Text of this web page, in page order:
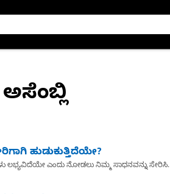
ಹುಡುಕುತ್ತಿದೆಯೇ?
ಲಭ್ಯವಿದೆಯೇ ಎಂದು ನೋಡಲು ನಿಮ್ಮ ಸಾಧನವನ್ನು ಸೇರಿಸಿ.